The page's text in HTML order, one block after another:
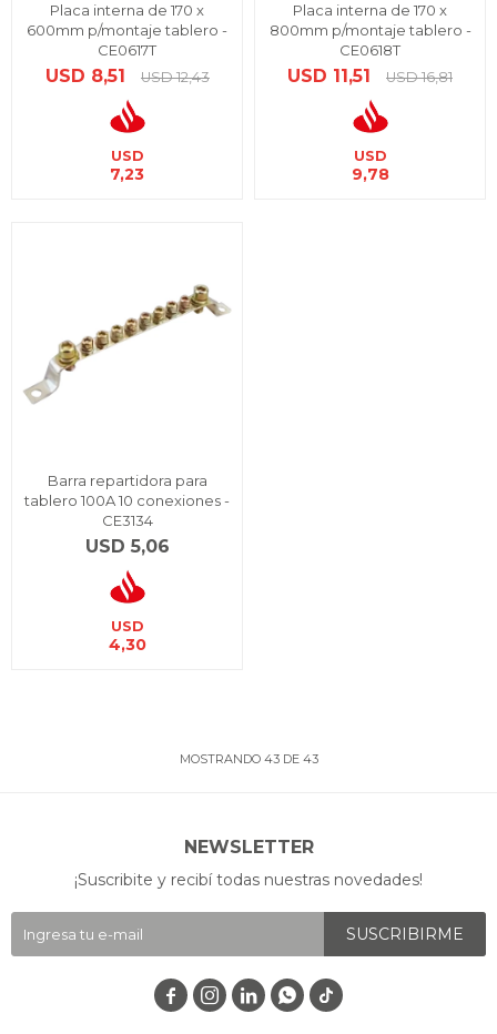
Placa interna de 170 x
600mm p/montaje tablero -
CE0617T
USD 8,51 USD 12,43
USD
7,23
Placa interna de 170 x
800mm p/montaje tablero -
CE0618T
USD 11,51 USD 16,81
USD
9,78
Barra repartidora para
tablero 100A 10 conexiones -
CE3134
USD 5,06
USD
4,30
MOSTRANDO 43DE 43
NEWSLETTER
¡Suscribite y recibí todas nuestras novedades!
SUSCRIBIRME
   